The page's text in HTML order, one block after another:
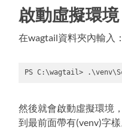
PowerShell
(powershell)
啟動虛擬環境
在wagtail資料夾內輸入：
PS C:\wagtail>
PowerShell
(powershell)
然後就會啟動虛擬環境
到最前面帶有(venv)字樣